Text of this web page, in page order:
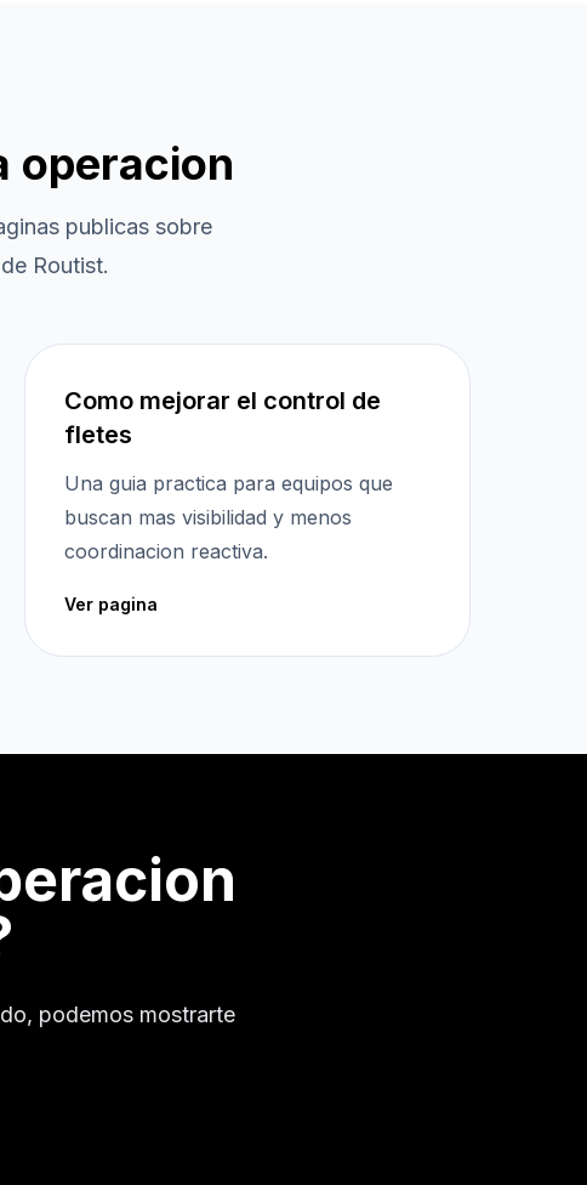
operacion
publicas sobre
Routist.
Como mejorar el control de
fletes
Una guia practica para equipos que
buscan mas visibilidad y menos
coordinacion reactiva.
Ver pagina
, podemos mostrarte